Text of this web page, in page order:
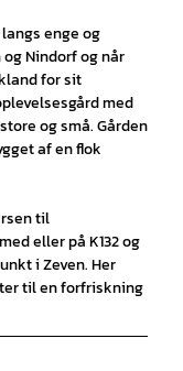
enge og
Nindorf og når
for sit
med
og små. Gården
af en flok
til
eller på K132 og
i Zeven. Her
til en forfriskning